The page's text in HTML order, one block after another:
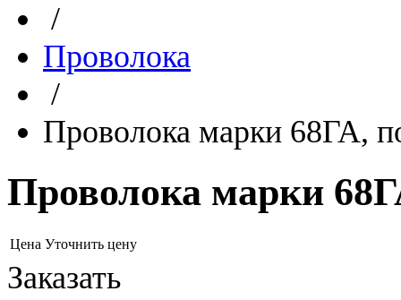
/
Проволока
/
Проволока марки 68ГА,
Проволока марки
Цена Уточнить цену
Заказать